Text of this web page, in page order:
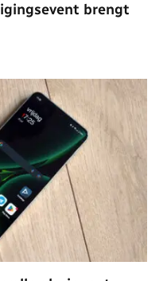
brengt